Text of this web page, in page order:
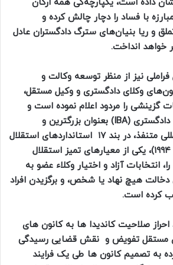
داده است، یکپارچه‌گی همه ارکان
با فساد را دچار چالش کرده و
و ریا بنیان‌های سترگ دادگستران عادل
خواهد انداخت.
نیز از منظر توسعه وکالت و
وکلای دادگستری و وکیل مستقل،
گزینشی را مردود اعلام نموده است و
کانون بین‌المللی وکلای دادگستری (IBA) بعنوان بزرگترین و
پیشروترین نهاد بین‌المللی متنفذ، در بند ۱۷ استانداردهای استقلال
حرفه وکالت (اصلاحیه ۱۹۹۴)، یکی از معیارهای تمیز استقلال
انتخابات آزاد و اختیار وکلاء عضو به
دخالت هیچ نهاد یا شخص، و برگزیدن افراد
کرده است.
احراز صلاحیت کاندیدا ها به کانون های
مستقل تفویض و نقش قضایی رسیدگی
به تصمیم کانون ها طی یک فرایند